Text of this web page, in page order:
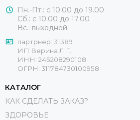
Пн.-Пт.: с 10.00 до 19.00
Сб.: с 10.00 до 17.00
Вс.: выходной
партрнер: 31389
ИП Верина Л.Г.
ИНН: 245208290108
ОГРН: 311784730100958
КАТАЛОГ
КАК СДЕЛАТЬ ЗАКАЗ?
ЗДОРОВЬЕ